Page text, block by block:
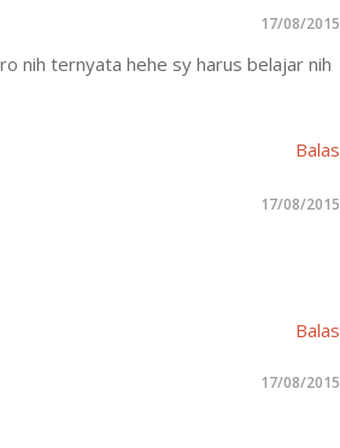
17/08/2015
nih ternyata hehe sy harus belajar nih
Balas
17/08/2015
Balas
17/08/2015